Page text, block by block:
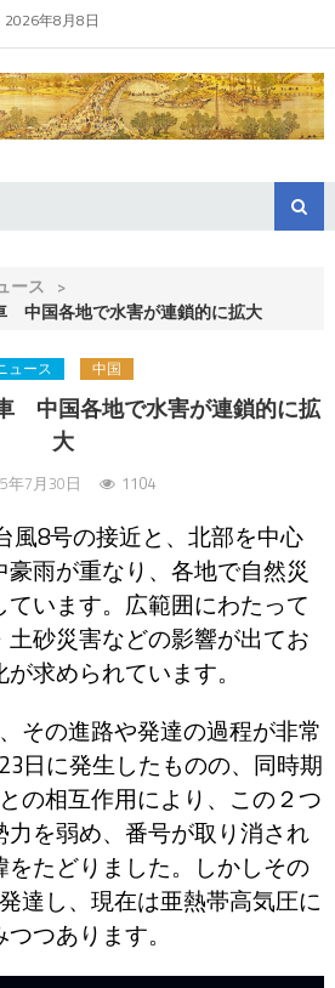
2026年8月8日
ース >
中国各地で水害が連鎖的に拡大
ュース 中国
中国各地で水害が連鎖的に拡
大
年7月30日 1104
8号の接近と、北部を中心
雨が重なり、各地で自然災
います。広範囲にわたって
砂災害などの影響が出てお
求められています。
その進路や発達の過程が非常
日に発生したものの、同時期
の相互作用により、この２つ
を弱め、番号が取り消され
をたどりました。しかしその
達し、現在は亜熱帯高気圧に
つあります。